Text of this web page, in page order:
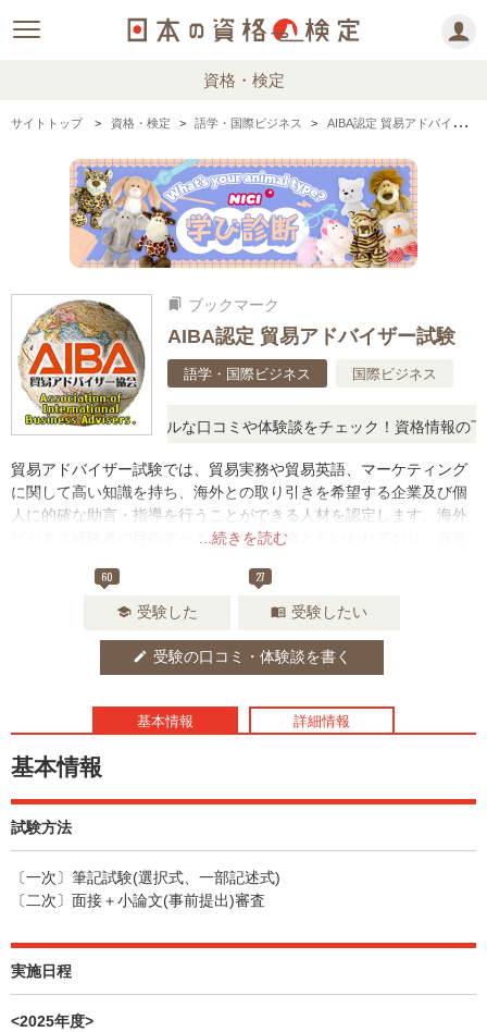
資格・検定
サイトトップ 資格・検定 語学・国際ビジネス AIBA認定 貿易アドバイザー試験の情報まとめ
bookmarks ブックマーク
AIBA認定 貿易アドバイザー試験
語学・国際ビジネス 国際ビジネス
に思ったら、リアルな口コミや体験談をチェック！資格情報の下か
...続きを読む
貿易アドバイザー試験では、貿易実務や貿易英語、マーケティング
に関して高い知識を持ち、海外との取り引きを希望する企業及び個
人に的確な助言・指導を行うことができる人材を認定します。海外
ビジネス経験者の目指すべき最高峰の資格ともいわれており、有資
60
school 受験した
27
menu_book 受験したい
edit 受験の口コミ・体験談を書く
基本情報 詳細情報
基本情報
試験方法
〔一次〕筆記試験(選択式、一部記述式)
〔二次〕面接＋小論文(事前提出)審査
実施日程
<2025年度>